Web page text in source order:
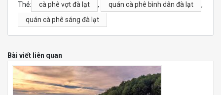
Thẻ: cà phê vợt đà lạt , quán cà phê bình dân đà lạt
,
quán cà phê sáng đà lạt
Bài viết liên quan